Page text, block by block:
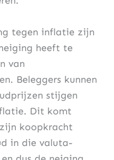
tegen inflatie zijn
heeft te
van
Beleggers kunnen
stijgen
Dit komt
koopkracht
in die valuta-